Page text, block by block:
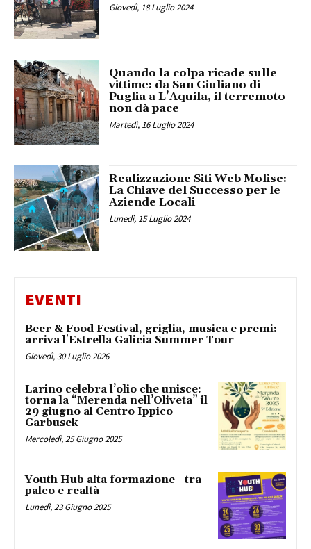
Giovedì, 18 Luglio 2024
Quando la colpa ricade sulle
vittime: da San Giuliano di
Puglia a L’Aquila, il terremoto
non dà pace
Martedì, 16 Luglio 2024
Realizzazione Siti Web Molise:
La Chiave del Successo per le
Aziende Locali
Lunedì, 15 Luglio 2024
EVENTI
Beer & Food Festival, griglia, musica e premi:
arriva l'Estrella Galicia Summer Tour
Giovedì, 30 Luglio 2026
Larino celebra l’olio che unisce:
torna la “Merenda nell’Oliveta” il
29 giugno al Centro Ippico
Garbusek
Mercoledì, 25 Giugno 2025
Youth Hub alta formazione - tra
palco e realtà
Lunedì, 23 Giugno 2025